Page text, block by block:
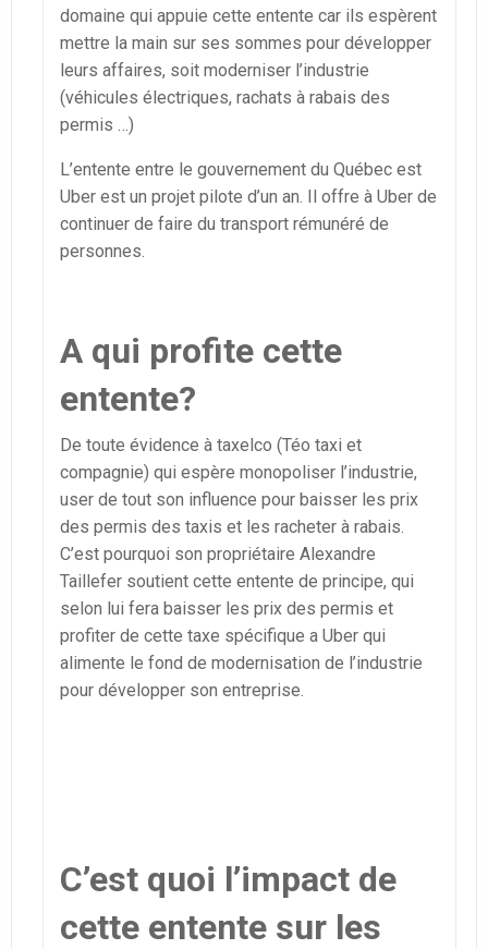
domaine qui appuie cette entente car ils espèrent
mettre la main sur ses sommes pour développer
leurs affaires, soit moderniser l’industrie
(véhicules électriques, rachats à rabais des
permis …)
L’entente entre le gouvernement du Québec est
Uber est un projet pilote d’un an. Il offre à Uber de
continuer de faire du transport rémunéré de
personnes.
A qui profite cette
entente?
De toute évidence à taxelco (Téo taxi et
compagnie) qui espère monopoliser l’industrie,
user de tout son influence pour baisser les prix
des permis des taxis et les racheter à rabais.
C’est pourquoi son propriétaire Alexandre
Taillefer soutient cette entente de principe, qui
selon lui fera baisser les prix des permis et
profiter de cette taxe spécifique a Uber qui
alimente le fond de modernisation de l’industrie
pour développer son entreprise.
C’est quoi l’impact de
cette entente sur les